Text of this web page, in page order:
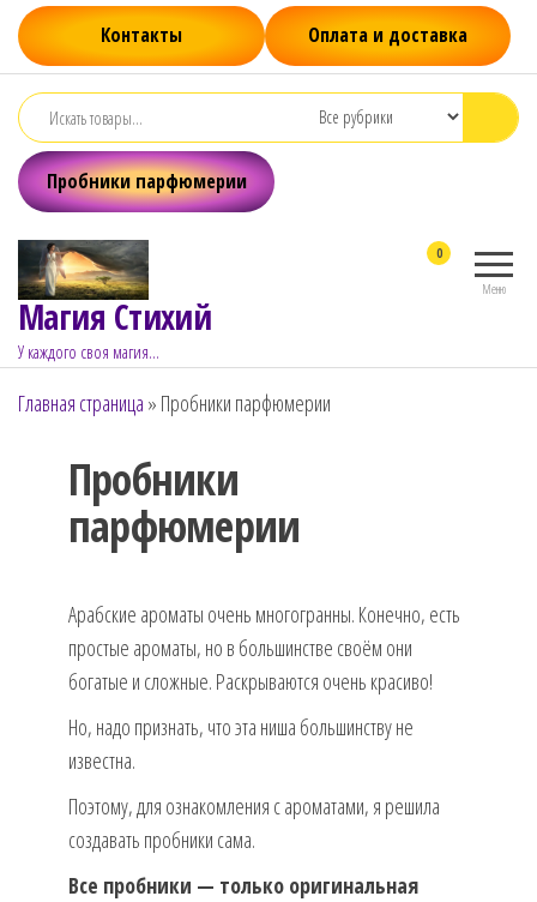
Перейти
содержимому
Контакты Оплата и доставка
Пробники парфюмерии
Магия Стихий
У каждого своя магия…
Меню
0
Главная страница » Пробники парфюмерии
Пробники
парфюмерии
Арабские ароматы очень многогранны. Конечно, есть
простые ароматы, но в большинстве своём они
богатые и сложные. Раскрываются очень красиво!
Но, надо признать, что эта ниша большинству не
известна.
Поэтому, для ознакомления с ароматами, я решила
создавать пробники сама.
Все пробники — только оригинальная